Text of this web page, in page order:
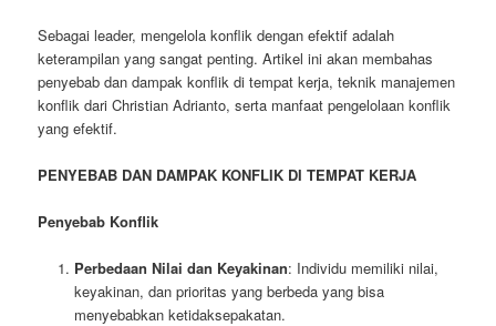
Sebagai leader, mengelola konflik dengan efektif adalah
keterampilan yang sangat penting. Artikel ini akan membahas
penyebab dan dampak konflik di tempat kerja, teknik manajemen
konflik dari Christian Adrianto, serta manfaat pengelolaan konflik
yang efektif.
PENYEBAB DAN DAMPAK KONFLIK DI TEMPAT KERJA
Penyebab Konflik
Perbedaan Nilai dan Keyakinan: Individu memiliki nilai,
keyakinan, dan prioritas yang berbeda yang bisa
menyebabkan ketidaksepakatan.